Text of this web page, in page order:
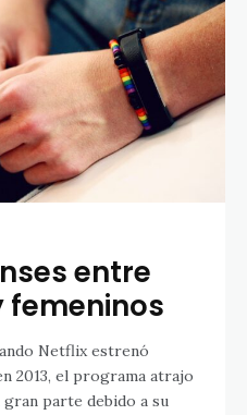
entre
femeninos
2013, el programa atrajo
parte debido a su